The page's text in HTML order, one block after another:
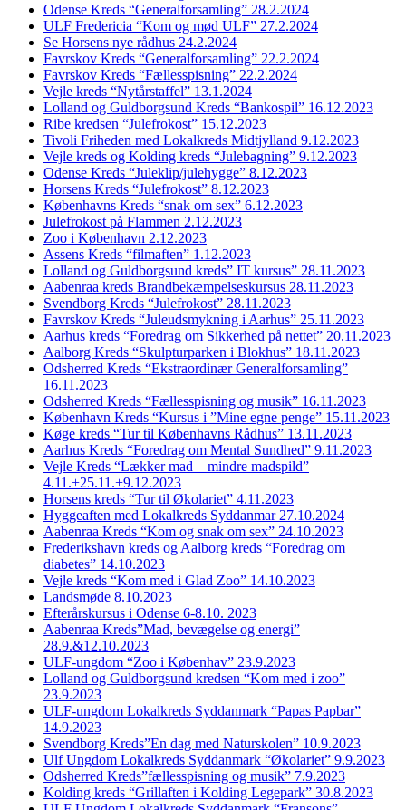
Odense Kreds “Generalforsamling” 28.2.2024
ULF Fredericia “Kom og mød ULF” 27.2.2024
Se Horsens nye rådhus 24.2.2024
Favrskov Kreds “Generalforsamling” 22.2.2024
Favrskov Kreds “Fællesspisning” 22.2.2024
Vejle kreds “Nytårstaffel” 13.1.2024
Lolland og Guldborgsund Kreds “Bankospil” 16.12.2023
Ribe kredsen “Julefrokost” 15.12.2023
Tivoli Friheden med Lokalkreds Midtjylland 9.12.2023
Vejle kreds og Kolding kreds “Julebagning” 9.12.2023
Odense Kreds “Juleklip/julehygge” 8.12.2023
Horsens Kreds “Julefrokost” 8.12.2023
Københavns Kreds “snak om sex” 6.12.2023
Julefrokost på Flammen 2.12.2023
Zoo i København 2.12.2023
Assens Kreds “filmaften” 1.12.2023
Lolland og Guldborgsund kreds” IT kursus” 28.11.2023
Aabenraa kreds Brandbekæmpelseskursus 28.11.2023
Svendborg Kreds “Julefrokost” 28.11.2023
Favrskov Kreds “Juleudsmykning i Aarhus” 25.11.2023
Aarhus kreds “Foredrag om Sikkerhed på nettet” 20.11.2023
Aalborg Kreds “Skulpturparken i Blokhus” 18.11.2023
Odsherred Kreds “Ekstraordinær Generalforsamling”
16.11.2023
Odsherred Kreds “Fællesspisning og musik” 16.11.2023
København Kreds “Kursus i ”Mine egne penge” 15.11.2023
Køge kreds “Tur til Københavns Rådhus” 13.11.2023
Aarhus Kreds “Foredrag om Mental Sundhed” 9.11.2023
Vejle Kreds “Lækker mad – mindre madspild”
4.11.+25.11.+9.12.2023
Horsens kreds “Tur til Økolariet” 4.11.2023
Hyggeaften med Lokalkreds Syddanmar 27.10.2024
Aabenraa Kreds “Kom og snak om sex” 24.10.2023
Frederikshavn kreds og Aalborg kreds “Foredrag om
diabetes” 14.10.2023
Vejle kreds “Kom med i Glad Zoo” 14.10.2023
Landsmøde 8.10.2023
Efterårskursus i Odense 6-8.10. 2023
Aabenraa Kreds”Mad, bevægelse og energi”
28.9.&12.10.2023
ULF-ungdom “Zoo i Københav” 23.9.2023
Lolland og Guldborgsund kredsen “Kom med i zoo”
23.9.2023
ULF-ungdom Lokalkreds Syddanmark “Papas Papbar”
14.9.2023
Svendborg Kreds”En dag med Naturskolen” 10.9.2023
Ulf Ungdom Lokalkreds Syddanmark “Økolariet” 9.9.2023
Odsherred Kreds”fællesspisning og musik” 7.9.2023
Kolding kreds “Grillaften i Kolding Legepark” 30.8.2023